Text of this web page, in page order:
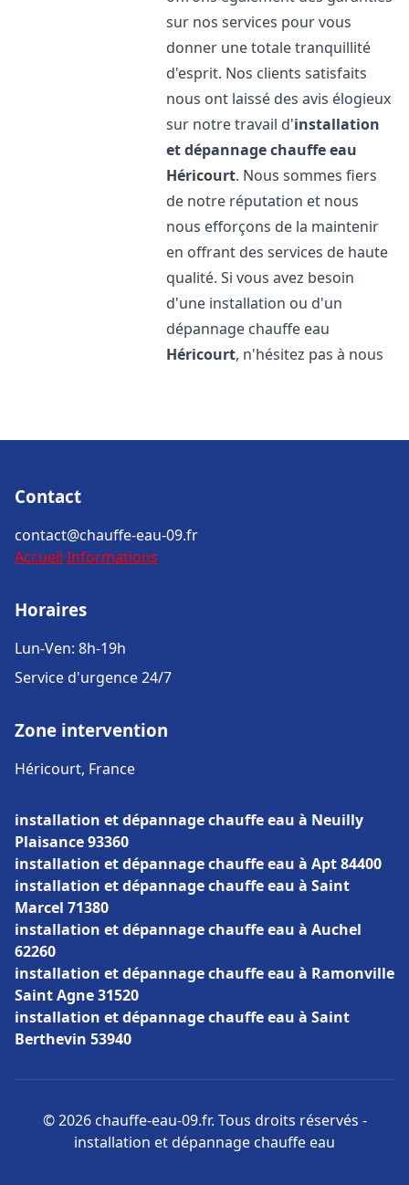
sur nos services pour vous
donner une totale tranquillité
d'esprit. Nos clients satisfaits
nous ont laissé des avis élogieux
sur notre travail d'installation
et dépannage chauffe eau
Héricourt. Nous sommes fiers
de notre réputation et nous
nous efforçons de la maintenir
en offrant des services de haute
qualité. Si vous avez besoin
d'une installation ou d'un
dépannage chauffe eau
Héricourt, n'hésitez pas à nous
Contact
contact@chauffe-eau-09.fr
Accueil Informations
Horaires
Lun-Ven: 8h-19h
Service d'urgence 24/7
Zone intervention
Héricourt, France
installation et dépannage chauffe eau à Neuilly
Plaisance 93360
installation et dépannage chauffe eau à Apt 84400
installation et dépannage chauffe eau à Saint
Marcel 71380
installation et dépannage chauffe eau à Auchel
62260
installation et dépannage chauffe eau à Ramonville
Saint Agne 31520
installation et dépannage chauffe eau à Saint
Berthevin 53940
© 2026 chauffe-eau-09.fr. Tous droits réservés -
installation et dépannage chauffe eau